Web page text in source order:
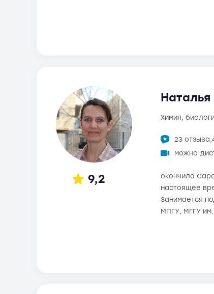
9,2
химия,
23 отзыва,
можно
окончила
настоящее
Занимается
МПГУ, МГГУ